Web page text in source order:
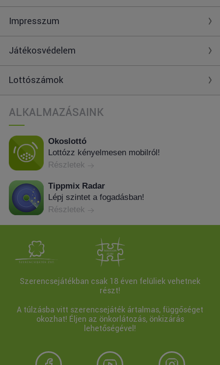
Impresszum
Játékosvédelem
Lottószámok
ALKALMAZÁSAINK
Okoslottó
Lottózz kényelmesen mobilról!
Részletek
Tippmix Radar
Lépj szintet a fogadásban!
Részletek
Szerencsejátékban csak 18 éven felüliek vehetnek
részt!
A túlzásba vitt szerencsejáték ártalmas, függőséget
okozhat! Éljen az önkorlátozás, önkizárás
lehetőségével!